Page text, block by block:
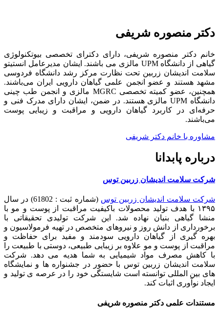
دکتر منصوره شریفی
خانم دکتر منصوره شریفی، دارای دکترای تخصصی بیوتکنولوژی
گیاهی از دانشگاه UPM مالزی می باشند. ایشان مدیرعامل انستیتو
سلامت اندیشان زربین تحت نظارت مرکز رشد دانشگاه فردوسی
مشهد هستند و عضو انجمن علمی گیاهان دارویی ایران می‌باشند.
همچنین، عضو کمیته تخصصی MGRC مالزی و انجمن طب چینی
دانشگاه UPM مالزی هستند. در ضمن، ایشان دارای مدرک فنی و
حرفه‌ای در کاربرد گیاهان دارویی و مراقبت و زیبایی پوست
می‌باشند.
مشاوره با خانم دکتر شریفی
درباره پابدانا
شرکت سلامت اندیشان زربین توس
شرکت سلامت اندیشان زربین توس
(شماره ثبت : 61802) در سال
۱۳۹۵ با هدف تولید محصولات باکیفیت مراقبت از پوست و مو با
منشا گیاهی بنیان نهاده شد. این شرکت تولیدی تحقیقاتی با
برخورداری از دانش روز و نیروهای متخصص در تهیه فرمولاسیون و
بهره گیری از گیاهان دارویی سودمند و مفید برای حفاظت و
مراقبت از پوست و مو علاوه بر زیبایی طبیعی، دوستی با طبیعت را
با کاهش مصرف مواد شیمیایی به شما هدیه می دهد. شرکت
سلامت اندیشان زربین توس با حضور در جشنواره ها و نمایشگاه
های بین المللی توانسته است شایستگی خود را در عرصه ی تولید و
ایجاد نوآوری اثبات کند.
مستندات علمی دکتر منصوره شریفی